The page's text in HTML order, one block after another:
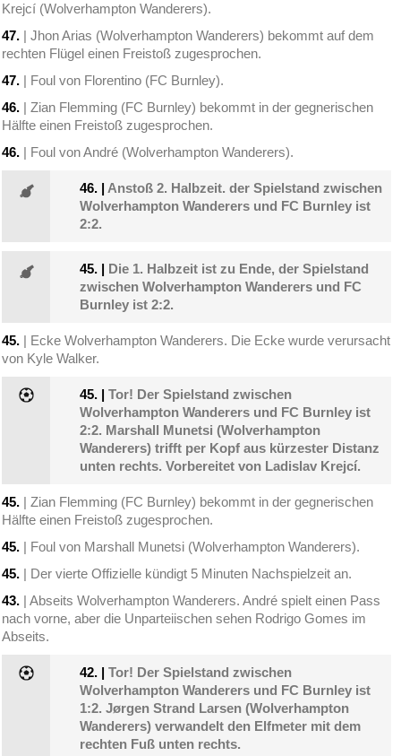
Krejcí (Wolverhampton Wanderers).
47. | Jhon Arias (Wolverhampton Wanderers) bekommt auf dem
rechten Flügel einen Freistoß zugesprochen.
47. | Foul von Florentino (FC Burnley).
46. | Zian Flemming (FC Burnley) bekommt in der gegnerischen
Hälfte einen Freistoß zugesprochen.
46. | Foul von André (Wolverhampton Wanderers).
46. | Anstoß 2. Halbzeit. der Spielstand zwischen
Wolverhampton Wanderers und FC Burnley ist
2:2.
45. | Die 1. Halbzeit ist zu Ende, der Spielstand
zwischen Wolverhampton Wanderers und FC
Burnley ist 2:2.
45. | Ecke Wolverhampton Wanderers. Die Ecke wurde verursacht
von Kyle Walker.
45. |Tor! Der Spielstand zwischen
Wolverhampton Wanderers und FC Burnley ist
2:2. Marshall Munetsi (Wolverhampton
Wanderers) trifft per Kopf aus kürzester Distanz
unten rechts. Vorbereitet von Ladislav Krejcí.
45. | Zian Flemming (FC Burnley) bekommt in der gegnerischen
Hälfte einen Freistoß zugesprochen.
45. | Foul von Marshall Munetsi (Wolverhampton Wanderers).
45. | Der vierte Offizielle kündigt 5 Minuten Nachspielzeit an.
43. | Abseits Wolverhampton Wanderers. André spielt einen Pass
nach vorne, aber die Unparteiischen sehen Rodrigo Gomes im
Abseits.
42. |Tor! Der Spielstand zwischen
Wolverhampton Wanderers und FC Burnley ist
1:2. Jørgen Strand Larsen (Wolverhampton
Wanderers) verwandelt den Elfmeter mit dem
rechten Fuß unten rechts.